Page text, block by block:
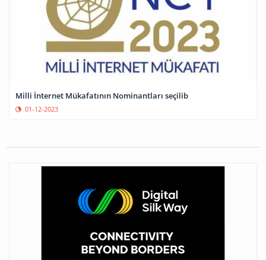
Milli İnternet Mükafatının Nominantları seçilib
01-12-2023